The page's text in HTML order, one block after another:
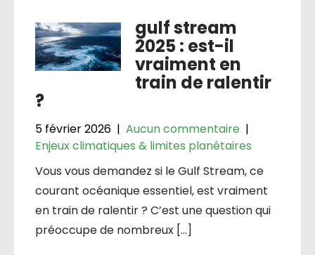
gulf stream
2025 : est-il
vraiment en
train de ralentir
?
5 février 2026 | Aucun commentaire |
Enjeux climatiques & limites planétaires
Vous vous demandez si le Gulf Stream, ce
courant océanique essentiel, est vraiment
en train de ralentir ? C’est une question qui
préoccupe de nombreux […]